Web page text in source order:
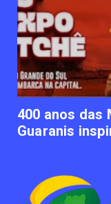
Lawtech
400 anos das
Guaranis